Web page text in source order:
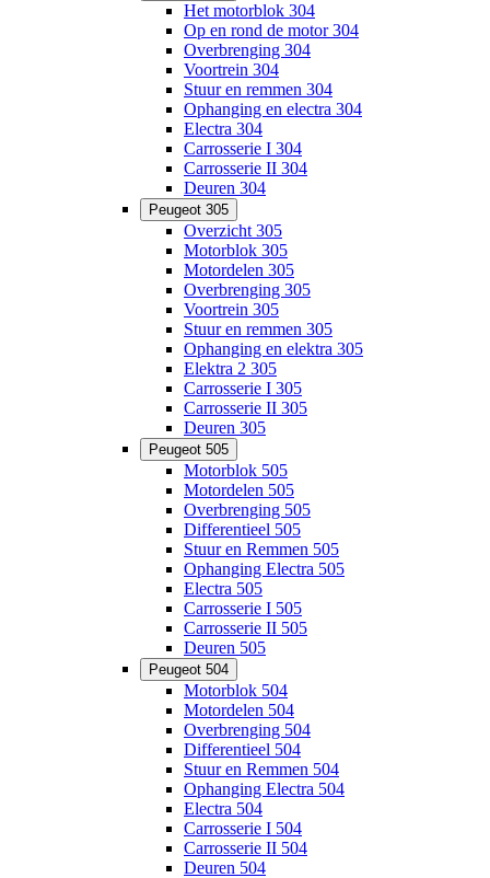
Het motorblok 304
Op en rond de motor 304
Overbrenging 304
Voortrein 304
Stuur en remmen 304
Ophanging en electra 304
Electra 304
Carrosserie I 304
Carrosserie II 304
Deuren 304
Peugeot 305
Overzicht 305
Motorblok 305
Motordelen 305
Overbrenging 305
Voortrein 305
Stuur en remmen 305
Ophanging en elektra 305
Elektra 2 305
Carrosserie I 305
Carrosserie II 305
Deuren 305
Peugeot 505
Motorblok 505
Motordelen 505
Overbrenging 505
Differentieel 505
Stuur en Remmen 505
Ophanging Electra 505
Electra 505
Carrosserie I 505
Carrosserie II 505
Deuren 505
Peugeot 504
Motorblok 504
Motordelen 504
Overbrenging 504
Differentieel 504
Stuur en Remmen 504
Ophanging Electra 504
Electra 504
Carrosserie I 504
Carrosserie II 504
Deuren 504